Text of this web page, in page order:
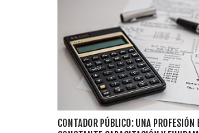
CONTADOR PÚBLICO: UNA PROFESIÓN